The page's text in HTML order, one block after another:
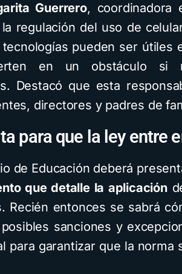
Guerrero, coordinadora
regulación del uso de
pueden ser útiles
en un obstáculo si
Destacó que esta
directores y padres de
para que la ley entre
de Educación deberá
que detalle la aplicación
Recién entonces se sabrá
sanciones y
para garantizar que la norma